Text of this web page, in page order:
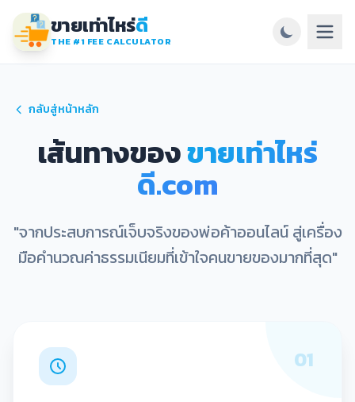
ขายเท่าไหร่ดี
THE #1 FEE CALCULATOR
กลับสู่หน้าหลัก
เส้นทางของขายเท่าไหร่
ดี.com
"จากประสบการณ์เจ็บจริงของพ่อค้าออนไลน์ สู่เครื่อง
มือคำนวณค่าธรรมเนียมที่เข้าใจคนขายของมากที่สุด"
01